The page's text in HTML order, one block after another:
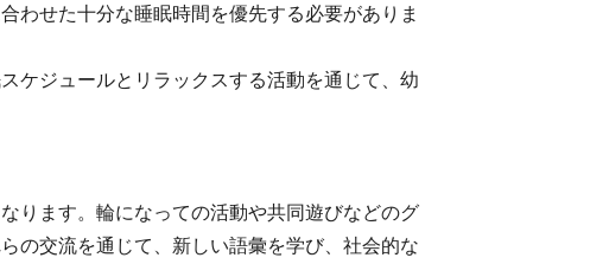
わせた十分な睡眠時間を優先する必要がありま
ケジュールとリラックスする活動を通じて、幼
ります。輪になっての活動や共同遊びなどのグ
の交流を通じて、新しい語彙を学び、社会的な